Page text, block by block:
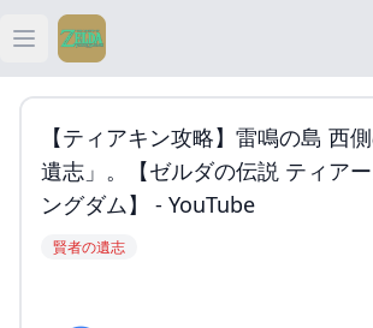
Open main menu
ティアキン
ティアキン 祠
【ティアキン攻略】雷鳴の島 西
遺志」。【ゼルダの伝説 ティア
ングダム】 - YouTube
賢者の遺志